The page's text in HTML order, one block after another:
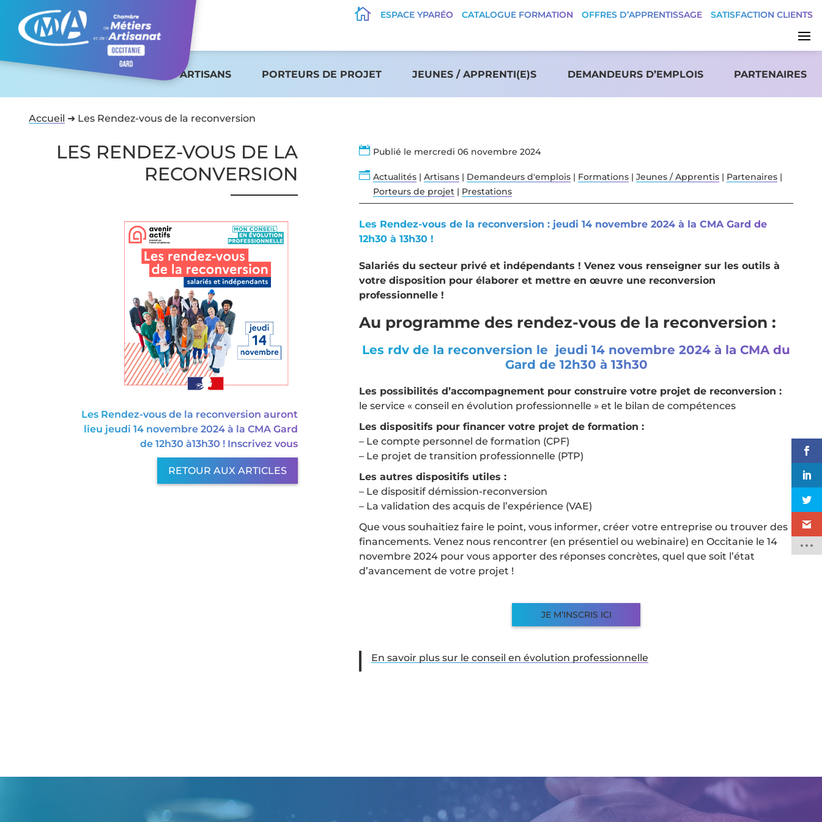
 ESPACE YPARÉO CATALOGUE FORMATION OFFRES D’APPRENTISSAGE SATISFACTION CLIENTS
ARTISANS PORTEURS DE PROJET JEUNES / APPRENTI(E)S DEMANDEURS D’EMPLOIS PARTENAIRES
Accueil ➜ Les Rendez-vous de la reconversion
LES RENDEZ-VOUS DE LA
RECONVERSION
Les Rendez-vous de la reconversion auront
lieu jeudi 14 novembre 2024 à la CMA Gard
de 12h30 à13h30 ! Inscrivez vous
RETOUR AUX ARTICLES
 Publié le mercredi 06 novembre 2024
n Actualités | Artisans | Demandeurs d'emplois | Formations | Jeunes / Apprentis | Partenaires |
Porteurs de projet | Prestations
Les Rendez-vous de la reconversion : jeudi 14 novembre 2024 à la CMA Gard de
12h30 à 13h30 !
Salariés du secteur privé et indépendants ! Venez vous renseigner sur les outils à
votre disposition pour élaborer et mettre en œuvre une reconversion
professionnelle !
Au programme des rendez-vous de la reconversion :
Les rdv de la reconversion le jeudi 14 novembre 2024 à la CMA du
Gard de 12h30 à 13h30
Les possibilités d’accompagnement pour construire votre projet de reconversion :
le service « conseil en évolution professionnelle » et le bilan de compétences
Les dispositifs pour financer votre projet de formation :
– Le compte personnel de formation (CPF)
– Le projet de transition professionnelle (PTP)
Les autres dispositifs utiles :
– Le dispositif démission-reconversion
– La validation des acquis de l’expérience (VAE)
Que vous souhaitiez faire le point, vous informer, créer votre entreprise ou trouver des
financements. Venez nous rencontrer (en présentiel ou webinaire) en Occitanie le 14
novembre 2024 pour vous apporter des réponses concrètes, quel que soit l’état
d’avancement de votre projet !
JE M’INSCRIS ICI
En savoir plus sur le conseil en évolution professionnelle